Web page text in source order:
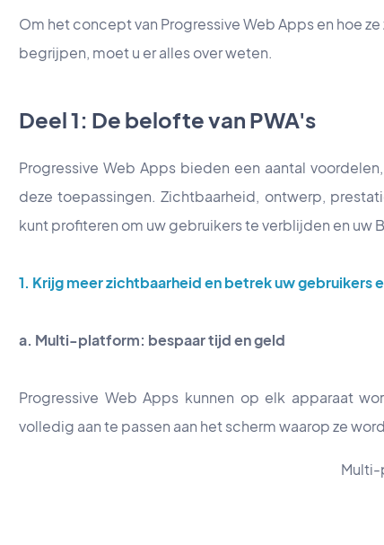
Om het concept van Progressive Web Apps en hoe
begrijpen, moet u er alles over weten.
Deel 1: De belofte van PWA's
Progressive Web Apps bieden een aantal
deze toepassingen. Zichtbaarheid, ontwerp,
kunt profiteren om uw gebruikers te verblijden en uw
1. Krijg meer zichtbaarheid en betrek uw gebruikers
a. Multi-platform: bespaar tijd en geld
Progressive Web Apps kunnen op elk apparaat
volledig aan te passen aan het scherm waarop ze